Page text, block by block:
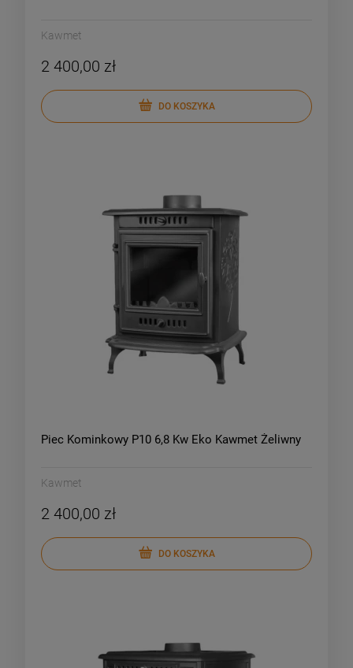
Kawmet
2 400,00 zł
DO KOSZYKA
Piec Kominkowy P10 6,8 Kw Eko Kawmet Żeliwny
Kawmet
2 400,00 zł
DO KOSZYKA